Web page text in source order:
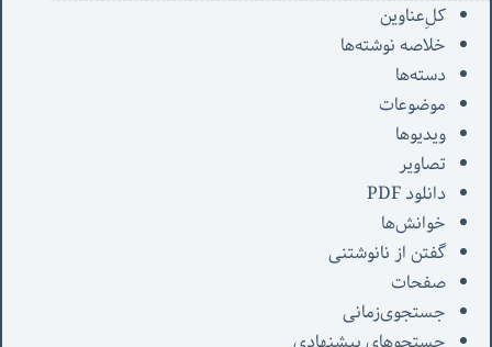
کل‌ِعناوین
خلاصه نوشته‌ها
دسته‌ها
موضوعات
ویدیوها
تصاویر
دانلود PDF
خوانش‌ها
گفتن از نانوشتنی
صفحات
جستجوی‌زمانی